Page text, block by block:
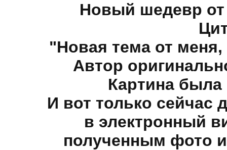
Новый шедевр
"Новая тема от меня,
Автор
Картина была
И вот только сейчас
в электронный
полученным фото